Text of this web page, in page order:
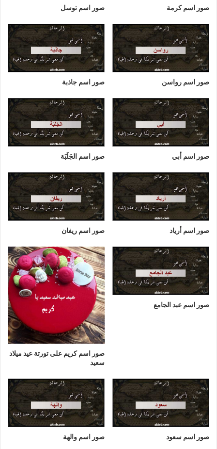
صور اسم كرمة صور اسم توسل
صور اسم رواسن صور اسم جاذبة
صور اسم أبي صور اسم الجَلَبَة
صور اسم أرياد صور اسم ريفان
صور اسم عبد الجامع
صور اسم كريم على تورتة عيد ميلاد
سعيد
صور اسم سعود صور اسم والهة